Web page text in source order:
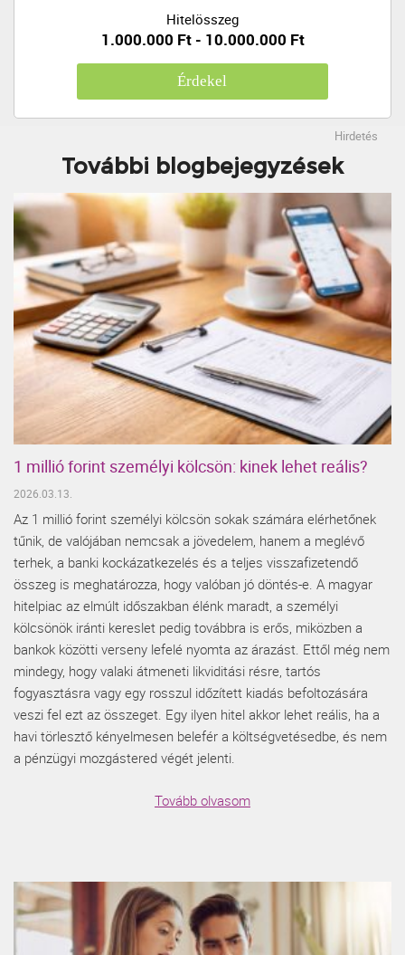
Hitelösszeg
1.000.000 Ft - 10.000.000 Ft
Érdekel
Hirdetés
További blogbejegyzések
1 millió forint személyi kölcsön: kinek lehet reális?
2026.03.13.
Az 1 millió forint személyi kölcsön sokak számára elérhetőnek
tűnik, de valójában nemcsak a jövedelem, hanem a meglévő
terhek, a banki kockázatkezelés és a teljes visszafizetendő
összeg is meghatározza, hogy valóban jó döntés-e. A magyar
hitelpiac az elmúlt időszakban élénk maradt, a személyi
kölcsönök iránti kereslet pedig továbbra is erős, miközben a
bankok közötti verseny lefelé nyomta az árazást. Ettől még nem
mindegy, hogy valaki átmeneti likviditási résre, tartós
fogyasztásra vagy egy rosszul időzített kiadás befoltozására
veszi fel ezt az összeget. Egy ilyen hitel akkor lehet reális, ha a
havi törlesztő kényelmesen belefér a költségvetésedbe, és nem
a pénzügyi mozgástered végét jelenti.
Tovább olvasom